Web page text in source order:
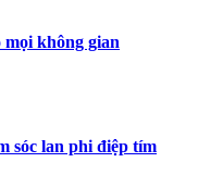
mọi không gian
sóc lan phi điệp tím